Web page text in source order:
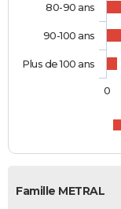
80-90 ans
90-100 ans
Plus de 100 ans
0
Famille METRAL